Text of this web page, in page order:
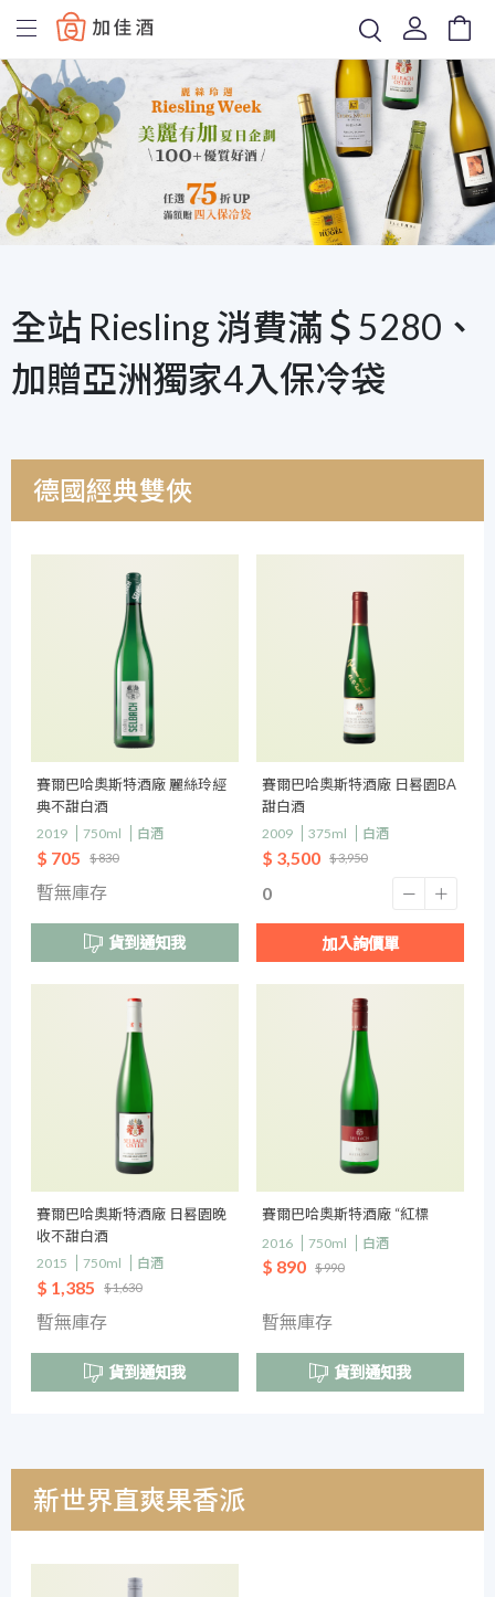
Baccus
全站 Riesling 消費滿＄5280、
加贈亞洲獨家4入保冷袋
德國經典雙俠
賽爾巴哈奧斯特酒廠 麗絲玲經
典不甜白酒
2019 750ml 白酒
$ 705 $ 830
暫無庫存
貨到通知我
賽爾巴哈奧斯特酒廠 日晷園BA
甜白酒
2009 375ml 白酒
$ 3,500 $ 3,950
加入詢價單
賽爾巴哈奧斯特酒廠 日晷園晚
收不甜白酒
2015 750ml 白酒
$ 1,385 $ 1,630
暫無庫存
貨到通知我
賽爾巴哈奧斯特酒廠 “紅標
2016 750ml 白酒
$ 890 $ 990
暫無庫存
貨到通知我
新世界直爽果香派